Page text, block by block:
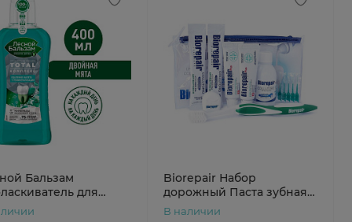
Бальзам
для
с мятой и
Biorepair Набор
дорожный Паста зубная
15мл + ополаскиватель
В наличии